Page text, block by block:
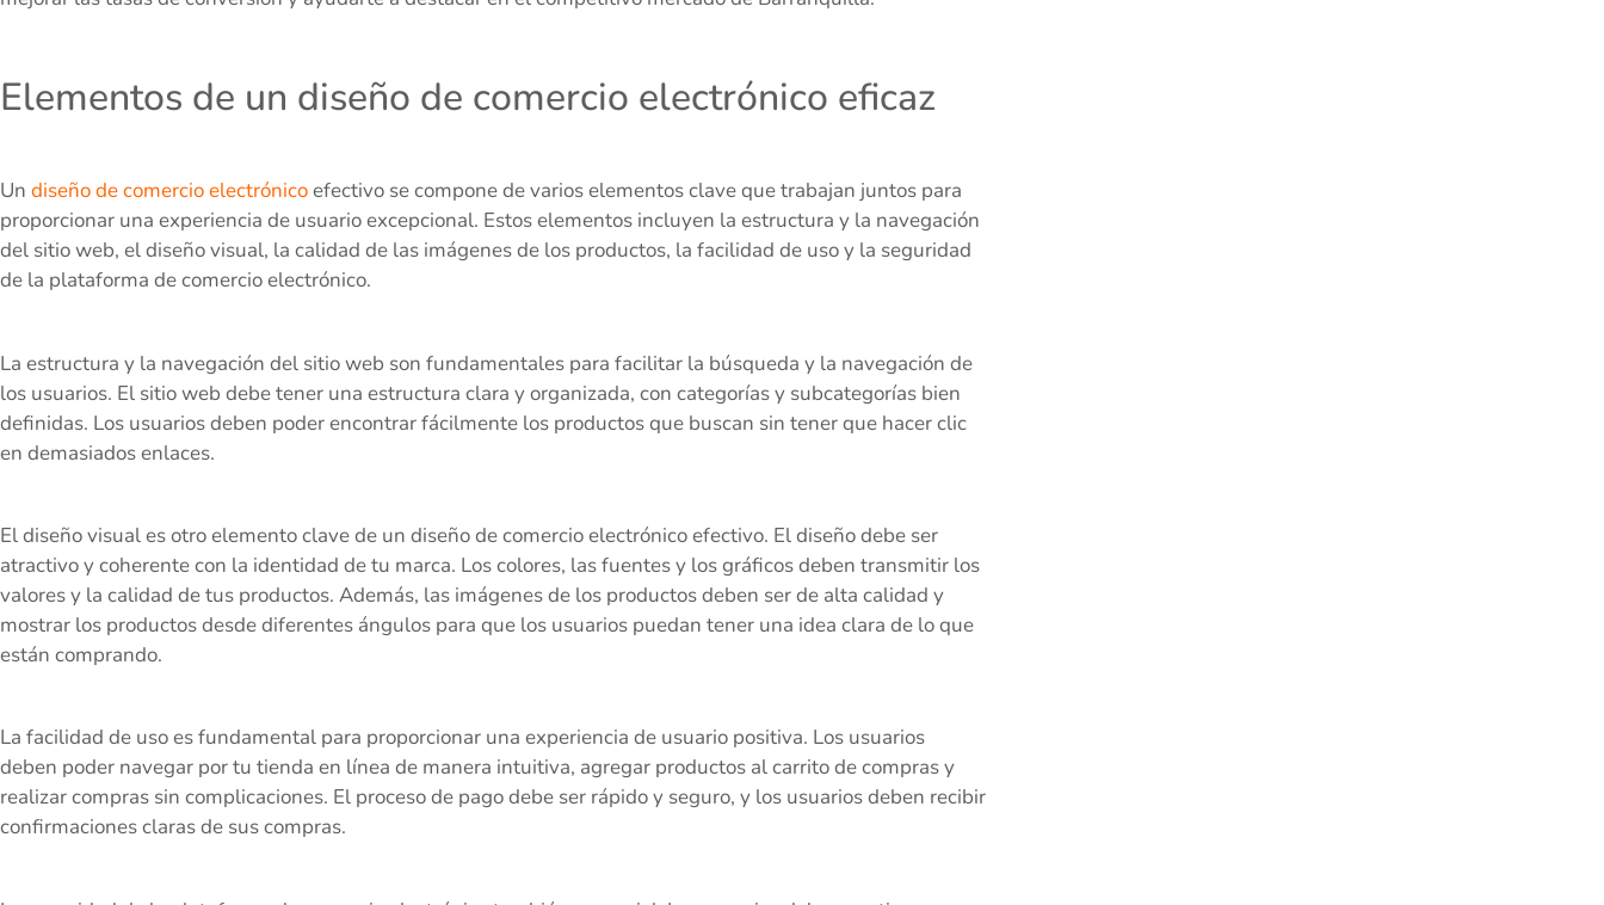
Elementos de un diseño de comercio electrónico eficaz
Un diseño de comercio electrónicoefectivo se compone de varios elementos clave que trabajan juntos para
proporcionar una experiencia de usuario excepcional. Estos elementos incluyen la estructura y la navegación
del sitio web, el diseño visual, la calidad de las imágenes de los productos, la facilidad de uso y la seguridad
de la plataforma de comercio electrónico.
La estructura y la navegación del sitio web son fundamentales para facilitar la búsqueda y la navegación de
los usuarios. El sitio web debe tener una estructura clara y organizada, con categorías y subcategorías bien
definidas. Los usuarios deben poder encontrar fácilmente los productos que buscan sin tener que hacer clic
en demasiados enlaces.
El diseño visual es otro elemento clave de un diseño de comercio electrónico efectivo. El diseño debe ser
atractivo y coherente con la identidad de tu marca. Los colores, las fuentes y los gráficos deben transmitir los
valores y la calidad de tus productos. Además, las imágenes de los productos deben ser de alta calidad y
mostrar los productos desde diferentes ángulos para que los usuarios puedan tener una idea clara de lo que
están comprando.
La facilidad de uso es fundamental para proporcionar una experiencia de usuario positiva. Los usuarios
deben poder navegar por tu tienda en línea de manera intuitiva, agregar productos al carrito de compras y
realizar compras sin complicaciones. El proceso de pago debe ser rápido y seguro, y los usuarios deben recibir
confirmaciones claras de sus compras.